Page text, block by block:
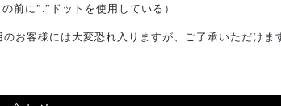
前に”.”ドットを使用している）
お客様には大変恐れ入りますが、ご了承いただけま